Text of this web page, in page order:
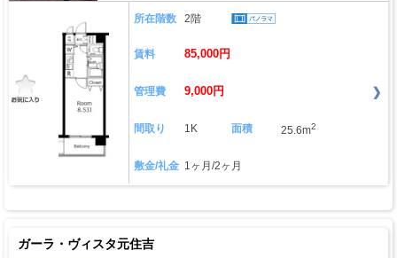
所在階数 2階
賃料 85,000円
管理費 9,000円
間取り 1K 面積 25.6m2
敷金/礼金 1ヶ月/2ヶ月
ガーラ・ヴィスタ元住吉